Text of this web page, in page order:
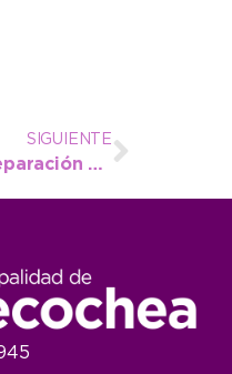
SIGUIENTE
Ya se colocan las juntas y comienza a cristalizarse la reparación del caño subfluvial